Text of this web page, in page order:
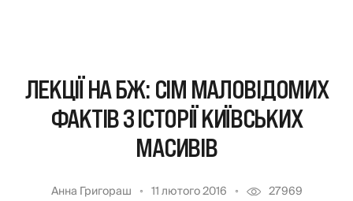
ЛЕКЦІЇ НА БЖ: СІМ МАЛОВІДОМИХ
ФАКТІВ З ІСТОРІЇ КИЇВСЬКИХ
МАСИВІВ
Анна Григораш 11 лютого 2016 27969